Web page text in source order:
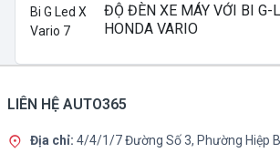
ĐỘ ĐÈN XE MÁY VỚI BI G-
HONDA VARIO
LIÊN HỆ AUTO365
Địa chỉ: 4/4/1/7 Đường Số 3, Phường Hiệp